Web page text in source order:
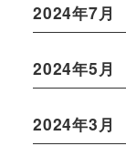
2024年7月
2024年5月
2024年3月